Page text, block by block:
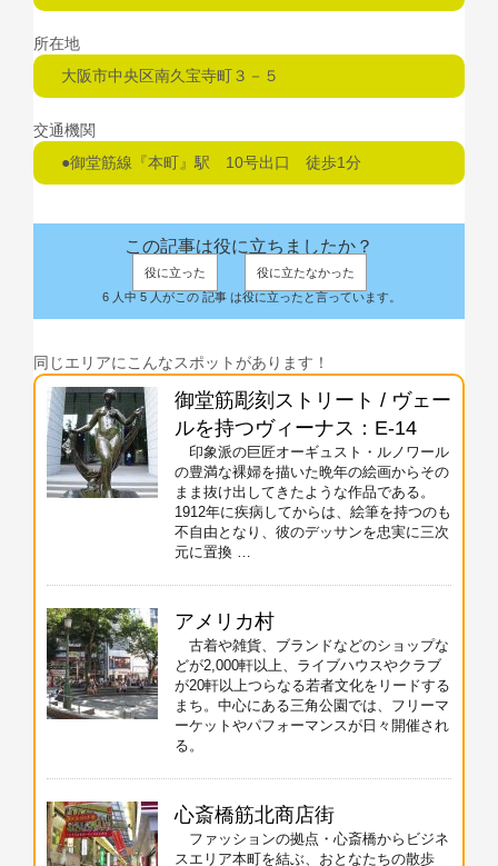
所在地
大阪市中央区南久宝寺町３－５
交通機関
●御堂筋線『本町』駅 10号出口 徒歩1分
この記事は役に立ちましたか？
役に立った
役に立たなかった
6 人中 5 人がこの 記事 は役に立ったと言っています。
同じエリアにこんなスポットがあります！
御堂筋彫刻ストリート / ヴェー
ルを持つヴィーナス：E-14
印象派の巨匠オーギュスト・ルノワール
の豊満な裸婦を描いた晩年の絵画からその
まま抜け出してきたような作品である。
1912年に疾病してからは、絵筆を持つのも
不自由となり、彼のデッサンを忠実に三次
元に置換 …
アメリカ村
古着や雑貨、ブランドなどのショップな
どが2,000軒以上、ライブハウスやクラブ
が20軒以上つらなる若者文化をリードする
まち。中心にある三角公園では、フリーマ
ーケットやパフォーマンスが日々開催され
る。
心斎橋筋北商店街
ファッションの拠点・心斎橋からビジネ
スエリア本町を結ぶ、おとなたちの散歩